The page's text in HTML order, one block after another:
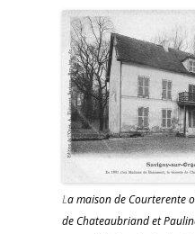
La maison de Courterente
de Chateaubriand et